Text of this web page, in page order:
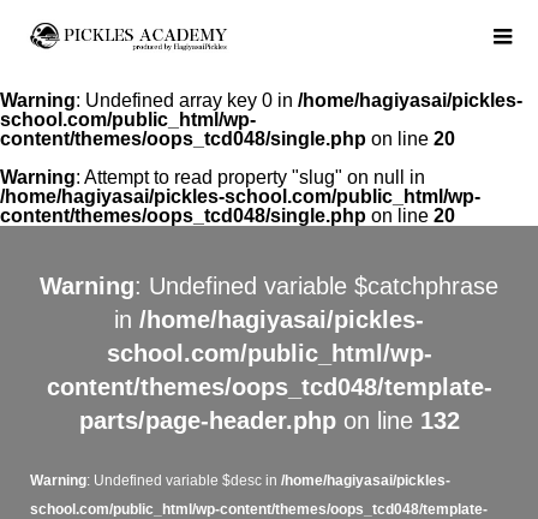
Warning: Undefined array key 0 in /home/hagiyasai/pickles-
school.com/public_html/wp-
content/themes/oops_tcd048/single.php on line 20
Warning: Attempt to read property "slug" on null in
/home/hagiyasai/pickles-school.com/public_html/wp-
content/themes/oops_tcd048/single.php on line 20
Warning: Undefined variable $catchphrase
in /home/hagiyasai/pickles-
school.com/public_html/wp-
content/themes/oops_tcd048/template-
parts/page-header.phpon line 132
Warning: Undefined variable $desc in /home/hagiyasai/pickles-
school.com/public_html/wp-content/themes/oops_tcd048/template-